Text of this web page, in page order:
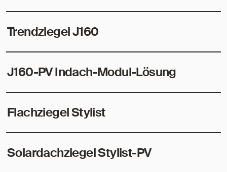
Trendziegel J160
J160-PV Indach-Modul-Lösung
Flachziegel Stylist
Solardachziegel Stylist-PV